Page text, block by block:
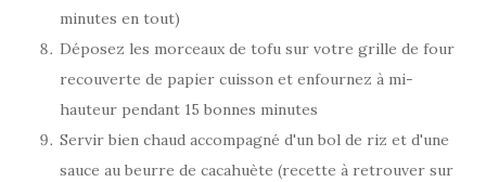
minutes en tout)
Déposez les morceaux de tofu sur votre grille de four
recouverte de papier cuisson et enfournez à mi-
hauteur pendant 15 bonnes minutes
Servir bien chaud accompagné d'un bol de riz et d'une
sauce au beurre de cacahuète (recette à retrouver sur